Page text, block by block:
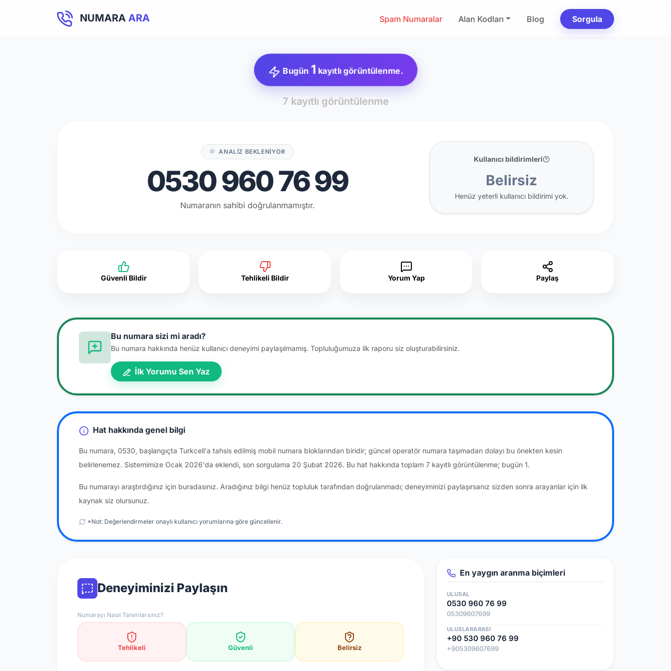
NUMARA ARA Spam Numaralar Alan Kodları Blog Sorgula
Bugün1 kayıtlı görüntülenme.
7 kayıtlı görüntülenme
ANALİZ BEKLENİYOR
0530 960 76 99
Numaranın sahibi doğrulanmamıştır.
Kullanıcı bildirimleri
Belirsiz
Henüz yeterli kullanıcı bildirimi yok.
Güvenli Bildir Tehlikeli Bildir Yorum Yap Paylaş
Bu numara sizi mi aradı?
Bu numara hakkında henüz kullanıcı deneyimi paylaşılmamış. Topluluğumuza ilk raporu siz oluşturabilirsiniz.
İlk Yorumu Sen Yaz
Hat hakkında genel bilgi
Bu numara, 0530, başlangıçta Turkcell'a tahsis edilmiş mobil numara bloklarından biridir; güncel operatör numara taşımadan dolayı bu önekten kesin
belirlenemez. Sistemimize Ocak 2026'da eklendi, son sorgulama 20 Şubat 2026. Bu hat hakkında toplam 7 kayıtlı görüntülenme; bugün 1.
Bu numarayı araştırdığınız için buradasınız. Aradığınız bilgi henüz topluluk tarafından doğrulanmadı; deneyiminizi paylaşırsanız sizden sonra arayanlar için ilk
kaynak siz olursunuz.
*Not: Değerlendirmeler onaylı kullanıcı yorumlarına göre güncellenir.
Deneyiminizi Paylaşın
Numarayı Nasıl Tanımlarsınız?
Tehlikeli Güvenli Belirsiz
En yaygın aranma biçimleri
ULUSAL
0530 960 76 99
05309607699
ULUSLARARASI
+90 530 960 76 99
+905309607699